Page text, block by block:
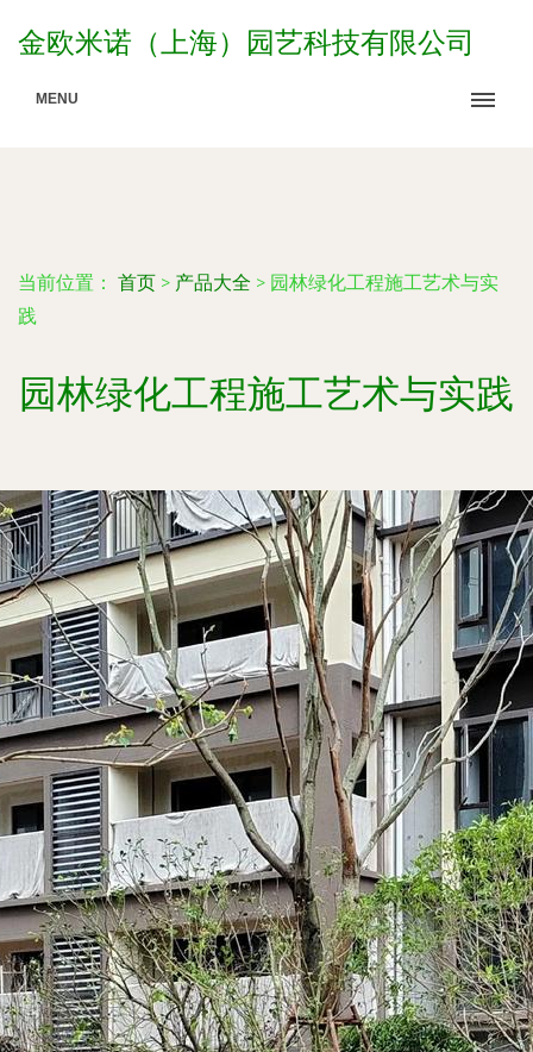
金欧米诺（上海）园艺科技有限公司
MENU
当前位置： 首页 > 产品大全 > 园林绿化工程施工艺术与实
践
园林绿化工程施工艺术与实践